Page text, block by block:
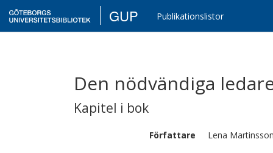
GUP Publikationslistor
Den nödvändiga
Kapitel i bok
Författare Lena